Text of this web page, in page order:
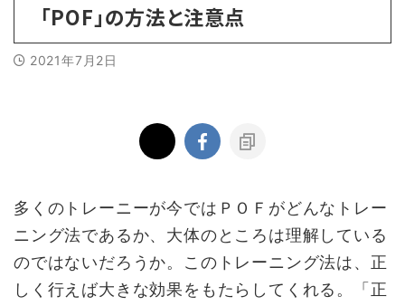
「POF」の方法と注意点
2021年7月2日
多くのトレーニーが今ではＰＯＦがどんなトレー
ニング法であるか、大体のところは理解している
のではないだろうか。このトレーニング法は、正
しく行えば大きな効果をもたらしてくれる。「正